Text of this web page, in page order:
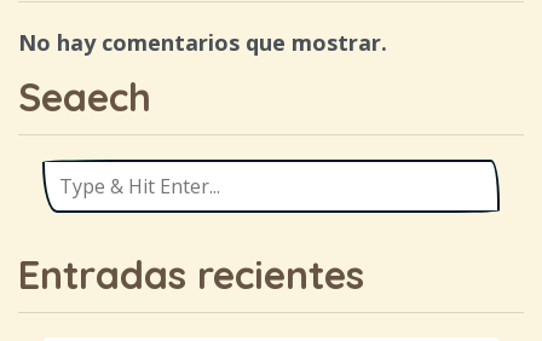
No hay comentarios que mostrar.
Seaech
Entradas recientes